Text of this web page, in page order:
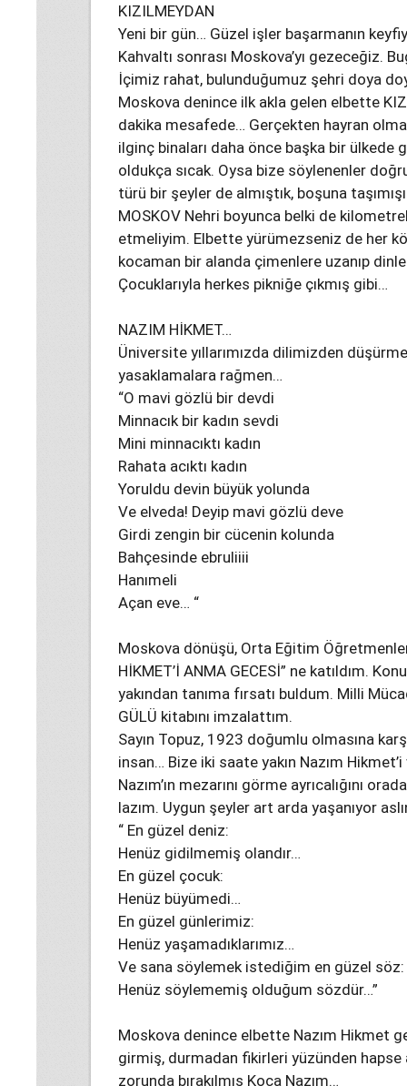
KIZILMEYDAN
Yeni bir gün… Güzel işler başarmanın
Kahvaltı sonrası Moskova’yı gezeceğiz.
İçimiz rahat, bulunduğumuz şehri doya
Moskova denince ilk akla gelen elbette
dakika mesafede… Gerçekten hayran
ilginç binaları daha önce başka bir
oldukça sıcak. Oysa bize söylenenler
türü bir şeyler de almıştık, boşuna
MOSKOV Nehri boyunca belki de
etmeliyim. Elbette yürümezseniz de her
kocaman bir alanda çimenlere uzanıp
Çocuklarıyla herkes pikniğe çıkmış gibi…
NAZIM HİKMET…
Üniversite yıllarımızda dilimizden
yasaklamalara rağmen…
“O mavi gözlü bir devdi
Minnacık bir kadın sevdi
Mini minnacıktı kadın
Rahata acıktı kadın
Yoruldu devin büyük yolunda
Ve elveda! Deyip mavi gözlü deve
Girdi zengin bir cücenin kolunda
Bahçesinde ebruliiii
Hanımeli
Açan eve… “
Moskova dönüşü, Orta Eğitim
HİKMET’İ ANMA GECESİ” ne katıldım.
yakından tanıma fırsatı buldum. Milli
GÜLÜ kitabını imzalattım.
Sayın Topuz, 1923 doğumlu olmasına
insan… Bize iki saate yakın Nazım
Nazım’ın mezarını görme ayrıcalığını
lazım. Uygun şeyler art arda yaşanıyor
“ En güzel deniz:
Henüz gidilmemiş olandır…
En güzel çocuk:
Henüz büyümedi…
En güzel günlerimiz:
Henüz yaşamadıklarımız…
Ve sana söylemek istediğim en güzel söz:
Henüz söylememiş olduğum sözdür…”
Moskova denince elbette Nazım Hikmet
girmiş, durmadan fikirleri yüzünden hapse
zorunda bırakılmış Koca Nazım…